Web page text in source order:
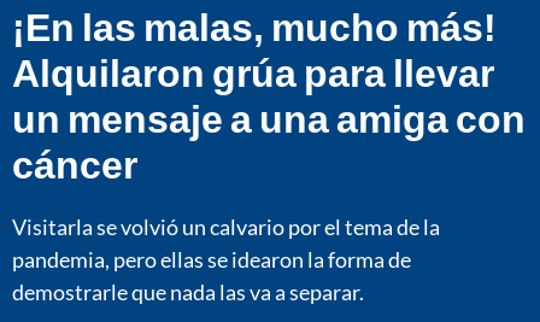
¡En las malas, mucho más!
Alquilaron grúa para llevar
un mensaje a una amiga con
cáncer
Visitarla se volvió un calvario por el tema de la
pandemia, pero ellas se idearon la forma de
demostrarle que nada las va a separar.